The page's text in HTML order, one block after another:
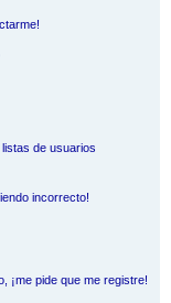
de usuarios
incorrecto!
¡me pide que me registre!